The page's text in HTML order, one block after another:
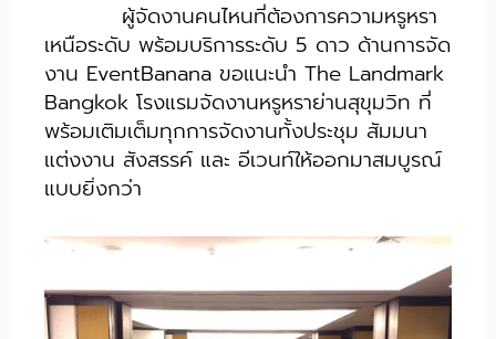
ผู้จัดงานคนไหนที่ต้องการความหรูหรา
เหนือระดับ พร้อมบริการระดับ 5 ดาว ด้านการจัด
งาน EventBanana ขอแนะนำ The Landmark
Bangkok โรงแรมจัดงานหรูหราย่านสุขุมวิท ที่
พร้อมเติมเต็มทุกการจัดงานทั้งประชุม สัมมนา
แต่งงาน สังสรรค์ และ อีเวนท์ให้ออกมาสมบูรณ์
แบบยิ่งกว่า